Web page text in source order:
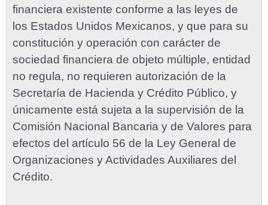
financiera existente conforme a las leyes de
los Estados Unidos Mexicanos, y que para su
constitución y operación con carácter de
sociedad financiera de objeto múltiple, entidad
no regula, no requieren autorización de la
Secretaría de Hacienda y Crédito Público, y
únicamente está sujeta a la supervisión de la
Comisión Nacional Bancaria y de Valores para
efectos del artículo 56 de la Ley General de
Organizaciones y Actividades Auxiliares del
Crédito.